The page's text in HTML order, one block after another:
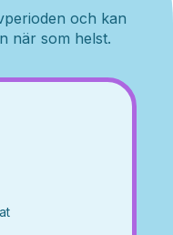
och kan
när som helst.